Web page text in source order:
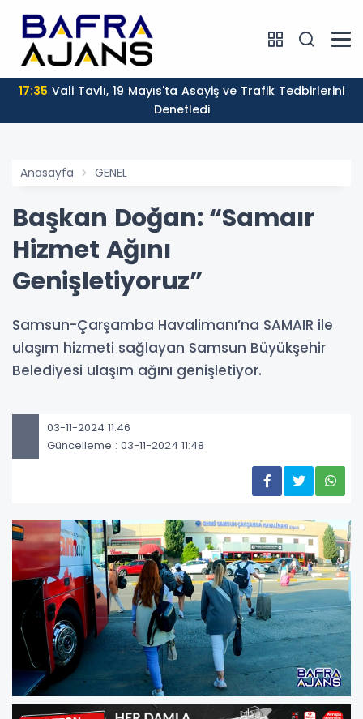
17:35
Denetledi
Anasayfa GENEL
Başkan Doğan: “Samaır
Hizmet Ağını
Genişletiyoruz”
Samsun-Çarşamba Havalimanı’na SAMAIR ile
ulaşım hizmeti sağlayan Samsun Büyükşehir
Belediyesi ulaşım ağını genişletiyor.
03-11-2024 11:46
Güncelleme : 03-11-2024 11:48